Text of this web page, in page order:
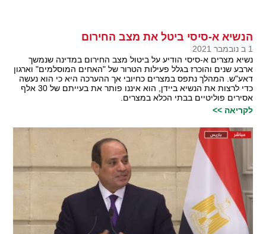
הנשיא א-סיסי ביטל את מצב החירום
1 ב נובמבר 2021
נשיא מצרים א-סיסי הודיע על ביטול מצב החירום במדינה שנמשך
ארבע שנים והוכרז בגלל פעילות הטרור של "האחים המוסלמים" וארגון
דאע"ש. המהלך נתפס במצרים כחיובי אך ההערכה היא כי הוא נעשה
כדי לרצות את הנשיא ביידן, הוא איננו פותר את בעייתם של 30 אלף
אסירים פוליטיים בבתי הכלא במצרים.
לקריאה >>